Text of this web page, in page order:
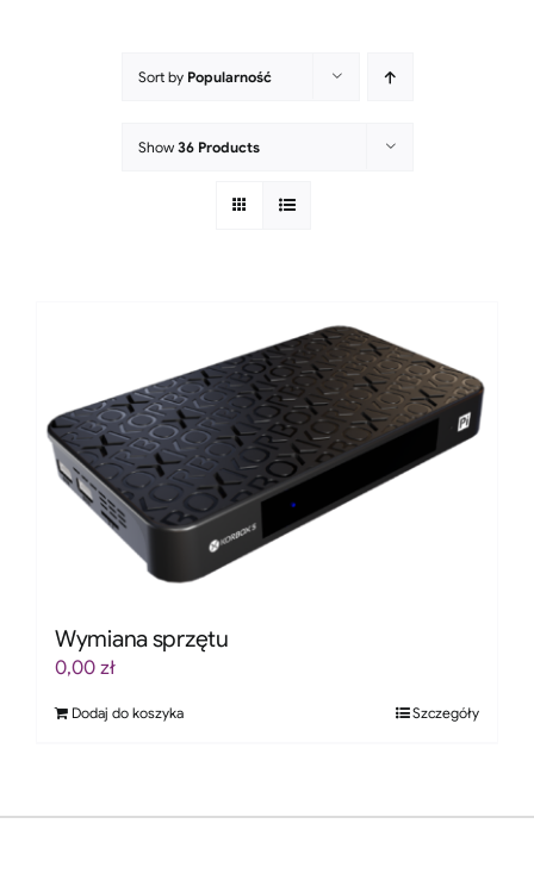
Sort by Popularność
Show 36 Products
Wymiana sprzętu
0,00 zł
Dodaj do koszyka Szczegóły